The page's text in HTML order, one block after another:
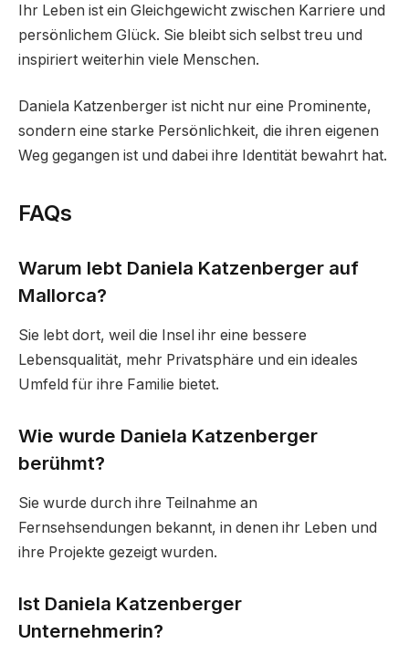
Ihr Leben ist ein Gleichgewicht zwischen Karriere und
persönlichem Glück. Sie bleibt sich selbst treu und
inspiriert weiterhin viele Menschen.
Daniela Katzenberger ist nicht nur eine Prominente,
sondern eine starke Persönlichkeit, die ihren eigenen
Weg gegangen ist und dabei ihre Identität bewahrt hat.
FAQs
Warum lebt Daniela Katzenberger auf
Mallorca?
Sie lebt dort, weil die Insel ihr eine bessere
Lebensqualität, mehr Privatsphäre und ein ideales
Umfeld für ihre Familie bietet.
Wie wurde Daniela Katzenberger
berühmt?
Sie wurde durch ihre Teilnahme an
Fernsehsendungen bekannt, in denen ihr Leben und
ihre Projekte gezeigt wurden.
Ist Daniela Katzenberger
Unternehmerin?